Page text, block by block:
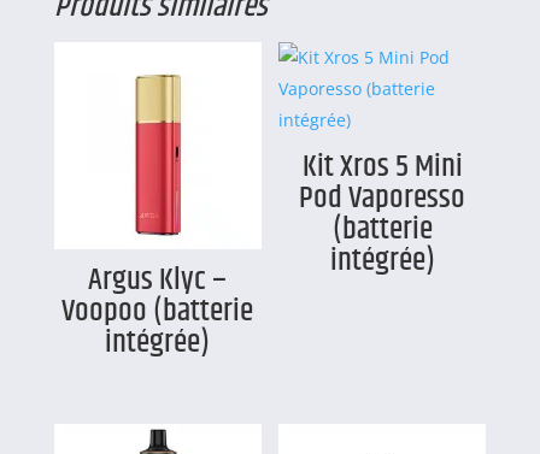
Argus Klyc –
Voopoo (batterie
intégrée)
Kit Xros 5 Mini
Pod Vaporesso
(batterie
intégrée)